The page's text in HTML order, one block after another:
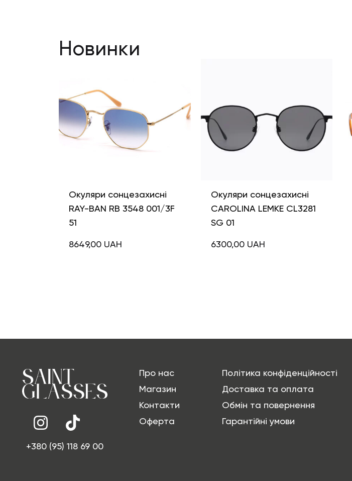
Новинки
Окуляри сонцезахисні
RAY-BAN RB 3548 001/3F
51
8649,00 UAH
Окуляри сонцезахисні
CAROLINA LEMKE CL3281
SG 01
6300,00 UAH
+380 (95) 118 69 00
Про нас
Магазин
Контакти
Оферта
Політика конфіденційності
Доставка та оплата
Обмін та повернення
Гарантійні умови